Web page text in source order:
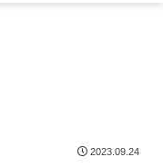
2023.09.24